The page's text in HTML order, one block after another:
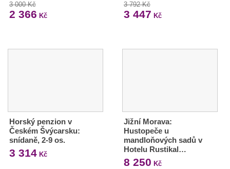
3 000 Kč
2 366 Kč
3 792 Kč
3 447 Kč
Horský penzion v
Českém Švýcarsku:
snídaně, 2-9 os.
3 314 Kč
Jižní Morava:
Hustopeče u
mandloňových sadů v
Hotelu Rustikal…
8 250 Kč